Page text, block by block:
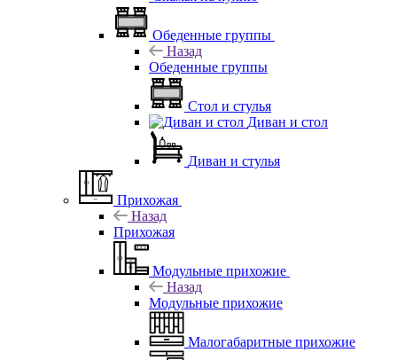
Обеденные группы
Назад
Обеденные группы
Стол и стулья
Диван и стол
Диван и стулья
Прихожая
Назад
Прихожая
Модульные прихожие
Назад
Модульные прихожие
Малогабаритные прихожие